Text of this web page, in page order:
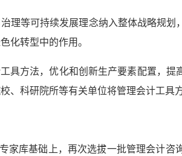
理等可持续发展理念纳入整体战略规
化转型中的作用。
具方法，优化和创新生产要素配置，
科研院所等有关单位将管理会计工具
家库基础上，再次选拔一批管理会计